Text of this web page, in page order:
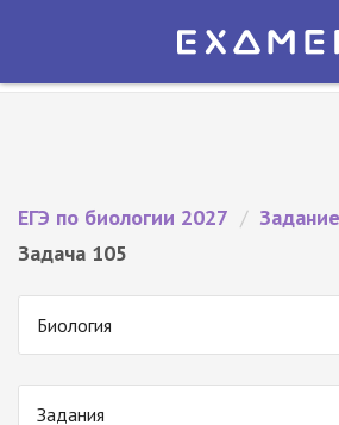
Экзамер — ЕГЭ 2027
ЕГЭ по биологии 2027 /
Задача 105
Биология
Задания